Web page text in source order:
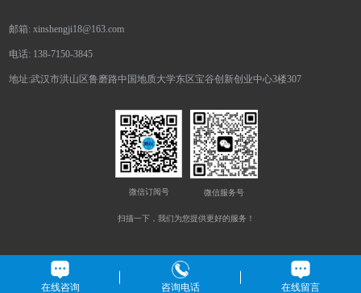
邮箱: xinshengji18@163.com
电话: 138-7150-3845
地址:武汉市洪山区鲁磨路中国地质大学东区宝谷创新创业中心3楼307
微信订阅号 微信服务号
扫描一下，我们为您提供更好的服务！
copyright©2017 新生纪 鄂ICP备19004916号-1
技术支持：武汉龙采
在线咨询
咨询电话 在线留言